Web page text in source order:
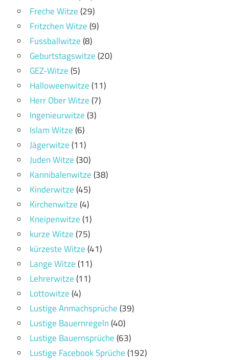
Freche Witze(29)
Fritzchen Witze(9)
Fussballwitze(8)
Geburtstagswitze(20)
GEZ-Witze(5)
Halloweenwitze(11)
Herr Ober Witze(7)
Ingenieurwitze(3)
Islam Witze(6)
Jägerwitze(11)
Juden Witze(30)
Kannibalenwitze(38)
Kinderwitze(45)
Kirchenwitze(4)
Kneipenwitze(1)
kurze Witze(75)
kürzeste Witze(41)
Lange Witze(11)
Lehrerwitze(11)
Lottowitze(4)
Lustige Anmachsprüche(39)
Lustige Bauernregeln(40)
Lustige Bauernsprüche(63)
Lustige Facebook Sprüche(192)